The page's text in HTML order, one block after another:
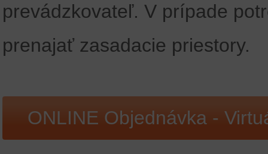
prevádzkovateľ. V prípade
prenajať zasadacie priestory.
ONLINE Objednávka -